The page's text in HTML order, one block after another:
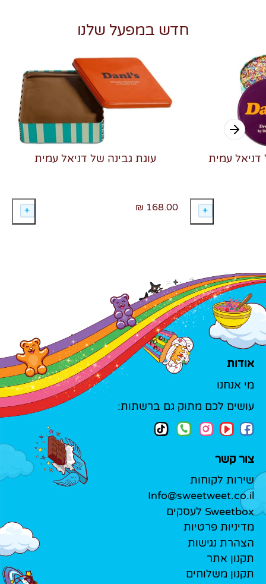
חדש במפעל שלנו
עוגת גבינה של דניאל עמית
168.00 ₪
דניאל עמית
אודות
מי אנחנו
עושים לכם מתוק גם ברשתות:
צור קשר
שירות לקוחות
Info@sweetweet.co.il
Sweetbox לעסקים
מדיניות פרטיות
הצהרת נגישות
תקנון אתר
תקנון משלוחים